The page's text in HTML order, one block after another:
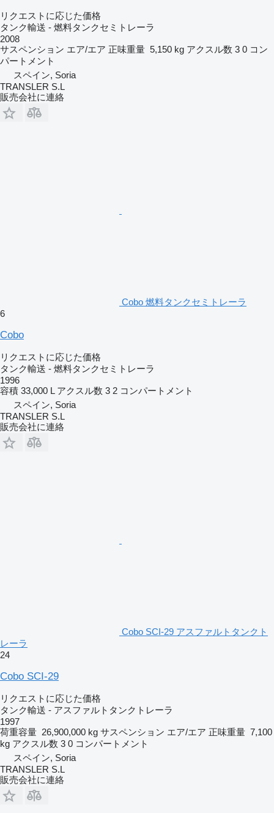
リクエストに応じた価格
タンク輸送 - 燃料タンクセミトレーラ
2008
サスペンション エア/エア 正味重量 5,150 kg アクスル数 3 0 コン
パートメント
スペイン, Soria
TRANSLER S.L
販売会社に連絡
Cobo 燃料タンクセミトレーラ
6
Cobo
リクエストに応じた価格
タンク輸送 - 燃料タンクセミトレーラ
1996
容積 33,000 L アクスル数 3 2 コンパートメント
スペイン, Soria
TRANSLER S.L
販売会社に連絡
Cobo SCI-29 アスファルトタンクト
レーラ
24
Cobo SCI-29
リクエストに応じた価格
タンク輸送 - アスファルトタンクトレーラ
1997
荷重容量 26,900,000 kg サスペンション エア/エア 正味重量 7,100
kg アクスル数 3 0 コンパートメント
スペイン, Soria
TRANSLER S.L
販売会社に連絡